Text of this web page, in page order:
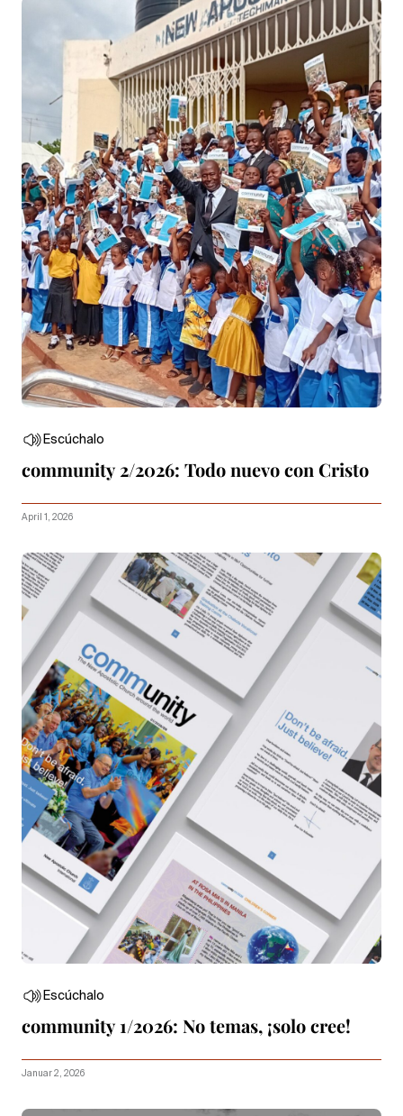
Escúchalo
community 2/2026: Todo nuevo con Cristo
April 1, 2026
Escúchalo
community 1/2026: No temas, ¡solo cree!
Januar 2, 2026